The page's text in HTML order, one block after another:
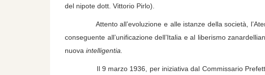
del nipote dott. Vittorio Pirlo).
Attento all’evoluzione e alle istanze della società,
conseguente all’unificazione dell’Italia e al liberismo
nuova intelligentia.
Il 9 marzo 1936, per iniziativa dal Commissario